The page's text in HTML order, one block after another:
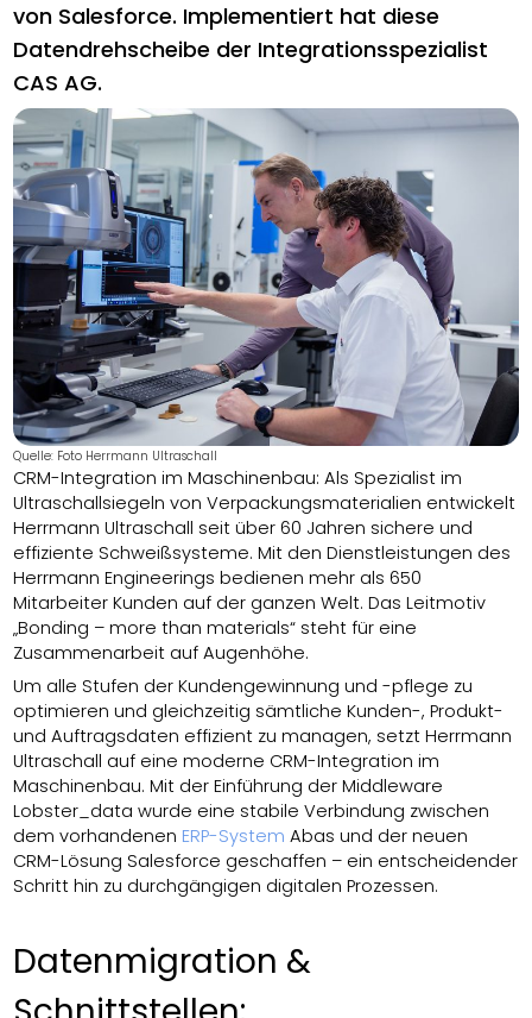
von Salesforce. Implementiert hat diese
Datendrehscheibe der Integrationsspezialist
CAS AG.
Quelle: Foto Herrmann Ultraschall
CRM-Integration im Maschinenbau: Als Spezialist im
Ultraschallsiegeln von Verpackungsmaterialien entwickelt
Herrmann Ultraschall seit über 60 Jahren sichere und
effiziente Schweißsysteme. Mit den Dienstleistungen des
Herrmann Engineerings bedienen mehr als 650
Mitarbeiter Kunden auf der ganzen Welt. Das Leitmotiv
„Bonding – more than materials“ steht für eine
Zusammenarbeit auf Augenhöhe.
Um alle Stufen der Kundengewinnung und -pflege zu
optimieren und gleichzeitig sämtliche Kunden-, Produkt-
und Auftragsdaten effizient zu managen, setzt Herrmann
Ultraschall auf eine moderne CRM-Integration im
Maschinenbau. Mit der Einführung der Middleware
Lobster_data wurde eine stabile Verbindung zwischen
dem vorhandenen ERP-System Abas und der neuen
CRM-Lösung Salesforce geschaffen – ein entscheidender
Schritt hin zu durchgängigen digitalen Prozessen.
Datenmigration &